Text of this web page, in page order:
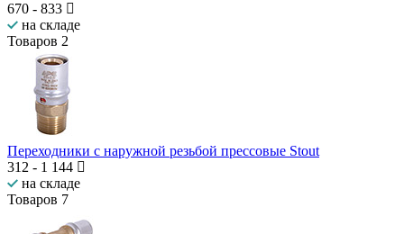
670 - 833
на складе
Товаров 2
Переходники с наружной резьбой прессовые Stout
312 - 1 144
на складе
Товаров 7